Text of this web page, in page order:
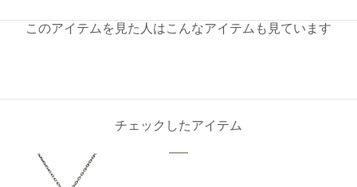
このアイテムを見た人はこんなアイテムも見ています
チェックしたアイテム